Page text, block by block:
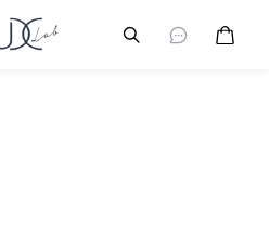
Burger Menu购物